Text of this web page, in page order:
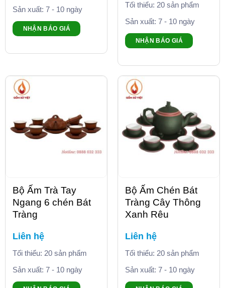
Sản xuất: 7 - 10 ngày
NHẬN BÁO GIÁ
Tối thiểu: 20 sản phẩm
Sản xuất: 7 - 10 ngày
NHẬN BÁO GIÁ
Bộ Ấm Trà Tay
Ngang 6 chén Bát
Tràng
Liên hệ
Tối thiểu: 20 sản phẩm
Sản xuất: 7 - 10 ngày
Bộ Ấm Chén Bát
Tràng Cây Thông
Xanh Rêu
Liên hệ
Tối thiểu: 20 sản phẩm
Sản xuất: 7 - 10 ngày